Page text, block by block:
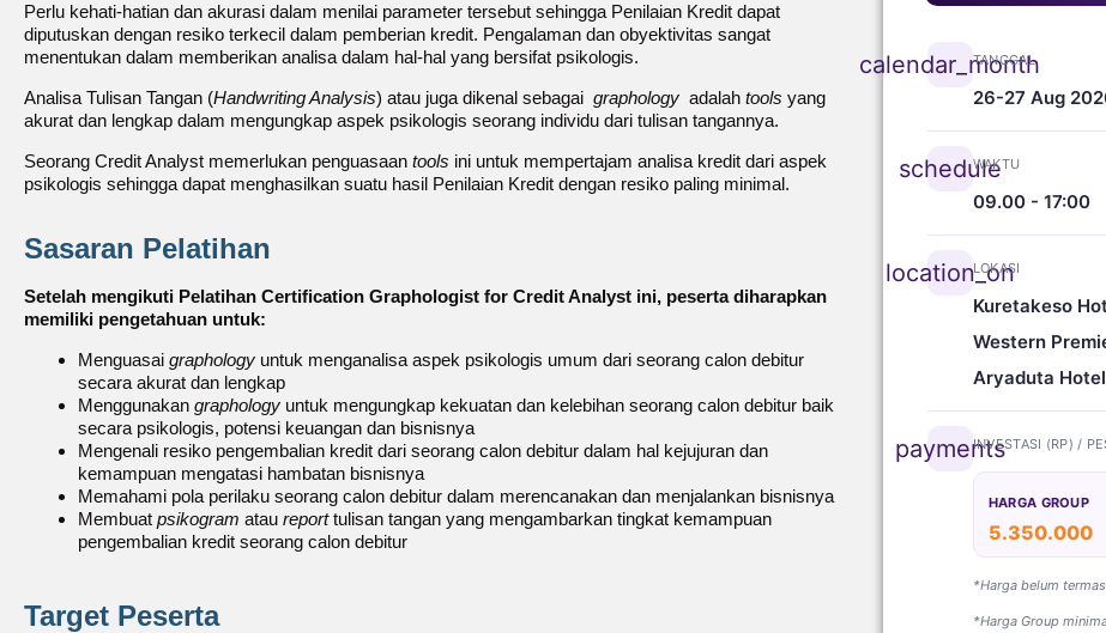
Perlu kehati-hatian dan akurasi dalam menilai parameter tersebut sehingga Penilaian Kredit dapat
diputuskan dengan resiko terkecil dalam pemberian kredit. Pengalaman dan obyektivitas sangat
menentukan dalam memberikan analisa dalam hal-hal yang bersifat psikologis.
Analisa Tulisan Tangan (Handwriting Analysis) atau juga dikenal sebagai graphology adalah tools yang
akurat dan lengkap dalam mengungkap aspek psikologis seorang individu dari tulisan tangannya.
Seorang Credit Analyst memerlukan penguasaan tools ini untuk mempertajam analisa kredit dari aspek
psikologis sehingga dapat menghasilkan suatu hasil Penilaian Kredit dengan resiko paling minimal.
Sasaran Pelatihan
Setelah mengikuti Pelatihan Certification Graphologist for Credit Analyst ini, peserta diharapkan
memiliki pengetahuan untuk:
Menguasai graphology untuk menganalisa aspek psikologis umum dari seorang calon debitur
secara akurat dan lengkap
Menggunakan graphology untuk mengungkap kekuatan dan kelebihan seorang calon debitur baik
secara psikologis, potensi keuangan dan bisnisnya
Mengenali resiko pengembalian kredit dari seorang calon debitur dalam hal kejujuran dan
kemampuan mengatasi hambatan bisnisnya
Memahami pola perilaku seorang calon debitur dalam merencanakan dan menjalankan bisnisnya
Membuat psikogram atau reporttulisan tangan yang mengambarkan tingkat kemampuan
pengembalian kredit seorang calon debitur
Target Peserta
calendar_month
TANGGAL
26-27 Aug
schedule
WAKTU
09.00 - 17:00
location_on
LOKASI
Kuretakeso
Western
Aryaduta
paymentsINVESTASI (RP) /
HARGA GROUP
5.350.000
*Harga belum
*Harga Group